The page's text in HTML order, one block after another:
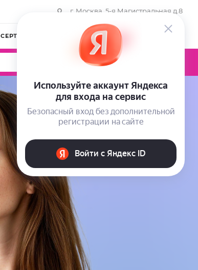
г. Москва, 5-я Магистральная д.8
СЕРТИФИКАТЫ КОМПАНИЯ
0